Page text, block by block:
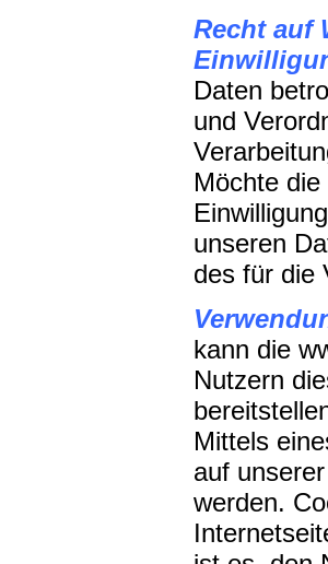
Recht auf
Daten
und
Möchte
unseren
des für die
kann die
Nutzern
Mittels
auf
werden.